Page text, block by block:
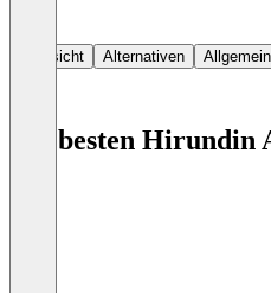
Übersicht Alternativen
Die besten